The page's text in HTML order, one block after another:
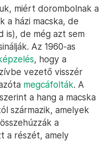
miért dorombolnak a
a házi macska, de
is), de még azt sem
Az 1960-as
, hogy a
vezető visszér
megcáfolták. A
a hang a macska
származik, amelyek
a
a részét, amely